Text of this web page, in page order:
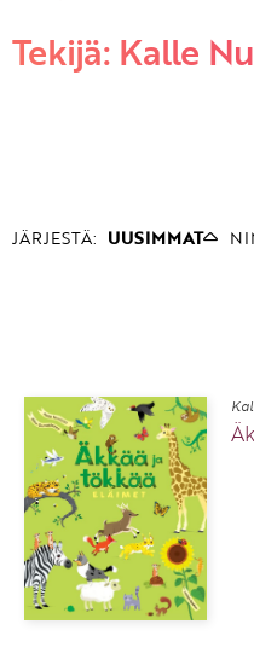
Tekijä: Kalle
JÄRJESTÄ: UUSIMMAT